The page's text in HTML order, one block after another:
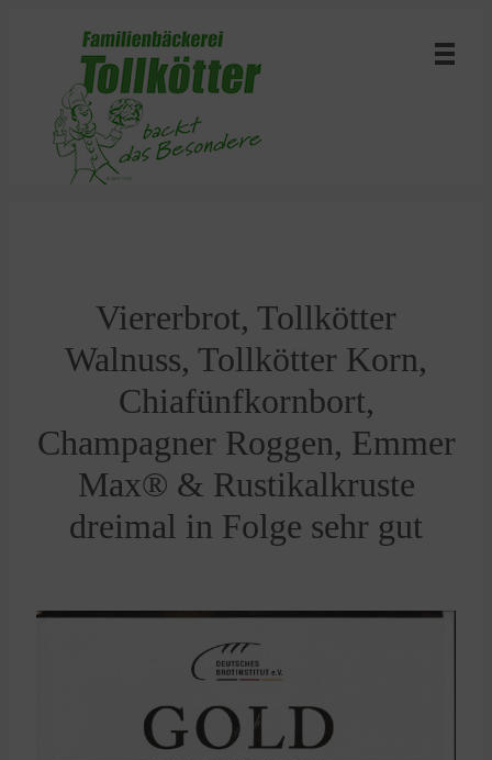
Viererbrot, Tollkötter
Walnuss, Tollkötter Korn,
Chiafünfkornbort,
Champagner Roggen, Emmer
Max® & Rustikalkruste
dreimal in Folge sehr gut